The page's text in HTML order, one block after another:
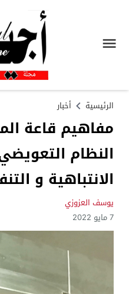
الرئيسية أخبار
النظام
الانتباهية و
يوسف العزوزي
7 مايو 2022